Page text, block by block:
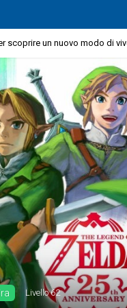
scoprire un nuovo modo di
Livello62